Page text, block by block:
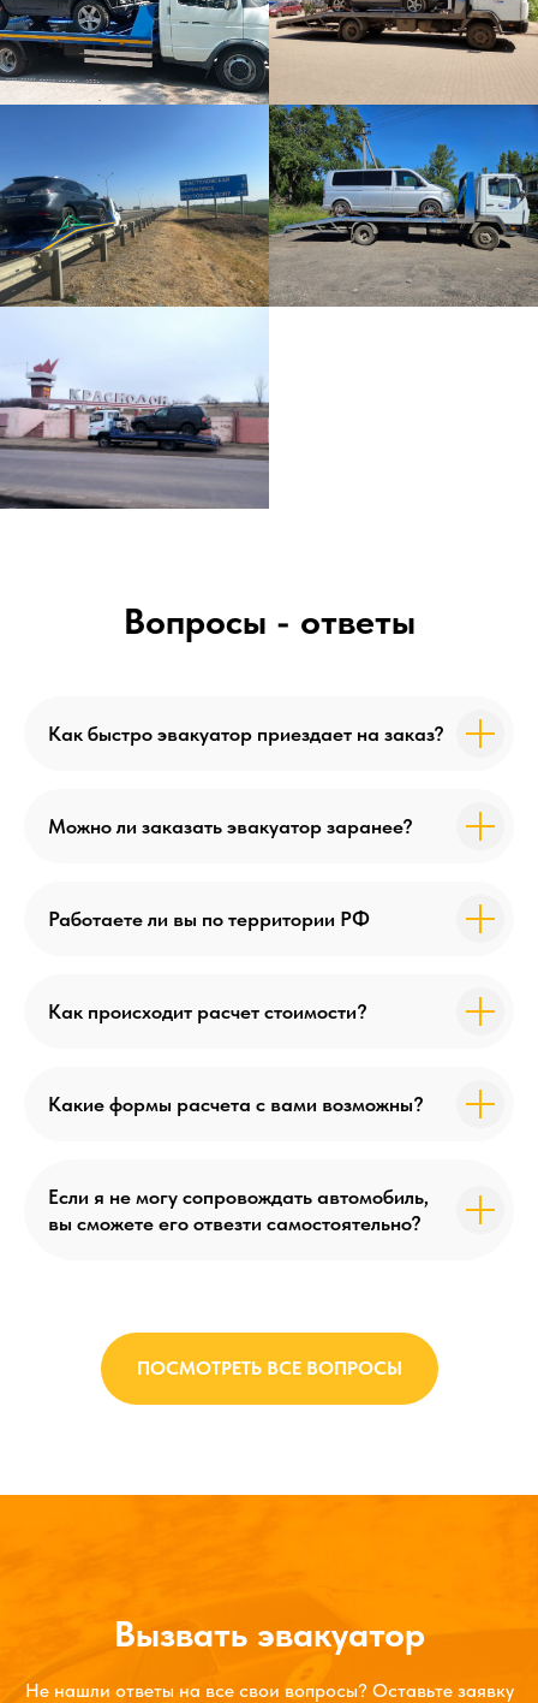
Вопросы - ответы
Как быстро эвакуатор приездает на заказ?
Можно ли заказать эвакуатор заранее?
Работаете ли вы по территории РФ
Как происходит расчет стоимости?
Какие формы расчета с вами возможны?
Если я не могу сопровождать автомобиль,
вы сможете его отвезти самостоятельно?
ПОСМОТРЕТЬ ВСЕ ВОПРОСЫ
Вызвать эвакуатор
Не нашли ответы на все свои вопросы? Оставьте заявку